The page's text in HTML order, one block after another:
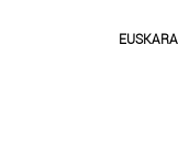
EUSKARA